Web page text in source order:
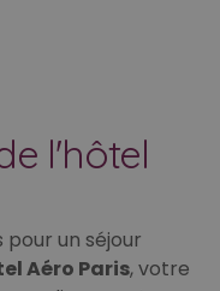
l'hôtel
un séjour
Aéro Paris, votre